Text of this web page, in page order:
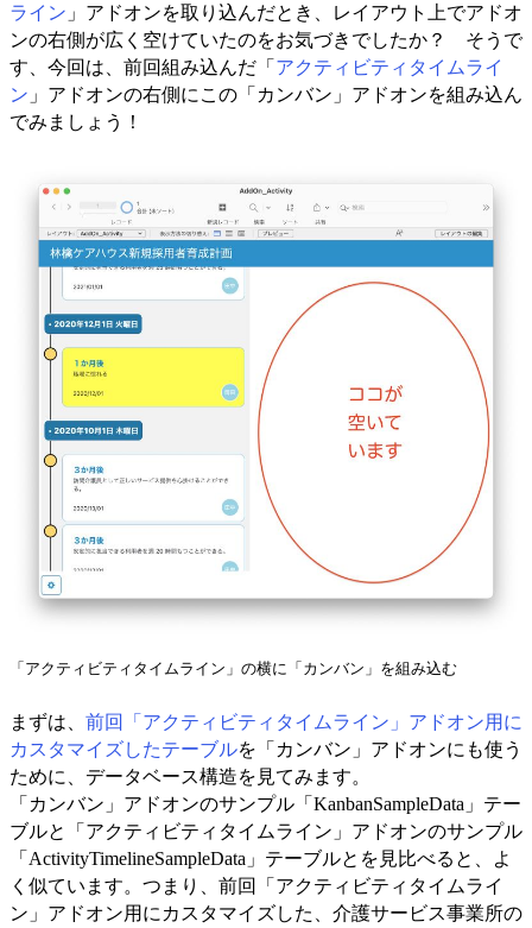
ライン 」アドオンを取り込んだとき、レイアウト上でアドオ
ンの右側が広く空けていたのをお気づきでしたか？ そうで
す、今回は、前回組み込んだ「 アクティビティタイムライ
ン 」アドオンの右側にこの「カンバン」アドオンを組み込ん
でみましょう！
「アクティビティタイムライン」の横に「カンバン」を組み込む
まずは、 前回「アクティビティタイムライン」アドオン用に
カスタマイズしたテーブルを「カンバン」アドオンにも使う
ために、データベース構造を見てみます。
「カンバン」アドオンのサンプル「KanbanSampleData」テー
ブルと「アクティビティタイムライン」アドオンのサンプル
「ActivityTimelineSampleData」テーブルとを見比べると、よ
く似ています。つまり、前回「アクティビティタイムライ
ン」アドオン用にカスタマイズした、介護サービス事業所の